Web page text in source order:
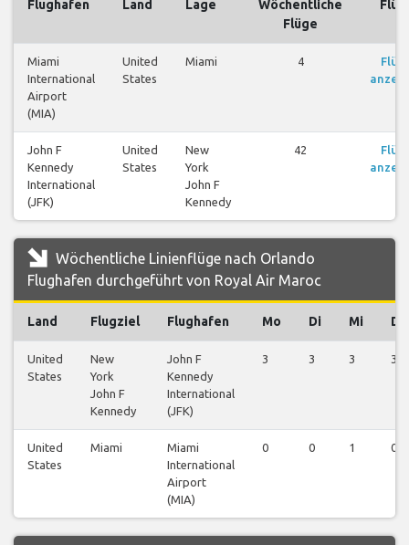
Flughafen Land Lage
Wöchentliche
Flüge
Miami
International
Airport
(MIA)
United
States
Miami 4
John F
Kennedy
International
(JFK)
United
States
New
York
John F
Kennedy
42
Wöchentliche Linienflüge nach Orlando
Flughafen durchgeführt von Royal Air Maroc
Land Flugziel Flughafen Mo Di Mi Do
United
States
New
York
John F
Kennedy
John F
Kennedy
International
(JFK)
3 3 3 3
United
States
Miami
Miami
International
Airport
(MIA)
0 0 1 0